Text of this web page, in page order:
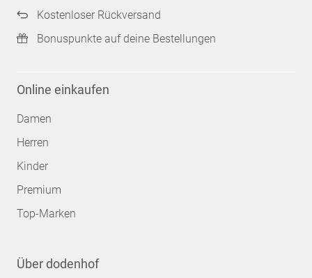
Kostenloser Rückversand
Bonuspunkte auf deine Bestellungen
Online einkaufen
Damen
Herren
Kinder
Premium
Top-Marken
Über dodenhof